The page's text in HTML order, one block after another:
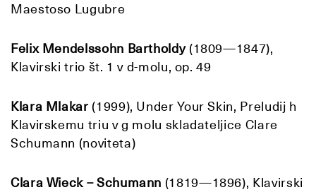
Maestoso Lugubre
Felix Mendelssohn Bartholdy (1809—1847),
Klavirski trio št. 1 v d-molu, op. 49
Klara Mlakar (1999), Under Your Skin, Preludij h
Klavirskemu triu v g molu skladateljice Clare
Schumann (noviteta)
Clara Wieck – Schumann (1819—1896), Klavirski